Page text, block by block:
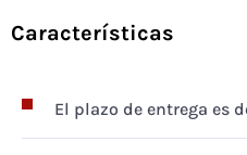
Características
El plazo de entrega es